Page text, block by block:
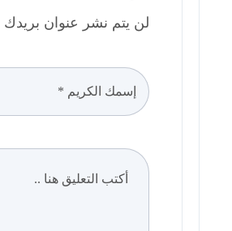
لن يتم نشر عنوان بريدك